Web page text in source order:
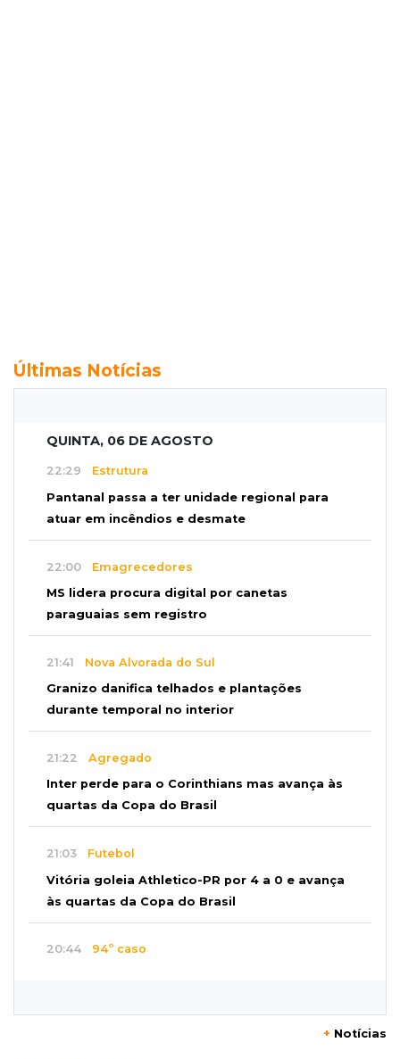
Últimas Notícias
QUINTA, 06 DE AGOSTO
22:29 Estrutura
Pantanal passa a ter unidade regional para
atuar em incêndios e desmate
22:00 Emagrecedores
MS lidera procura digital por canetas
paraguaias sem registro
21:41 Nova Alvorada do Sul
Granizo danifica telhados e plantações
durante temporal no interior
21:22 Agregado
Inter perde para o Corinthians mas avança às
quartas da Copa do Brasil
21:03 Futebol
Vitória goleia Athletico-PR por 4 a 0 e avança
às quartas da Copa do Brasil
20:44 94º caso
+ Notícias